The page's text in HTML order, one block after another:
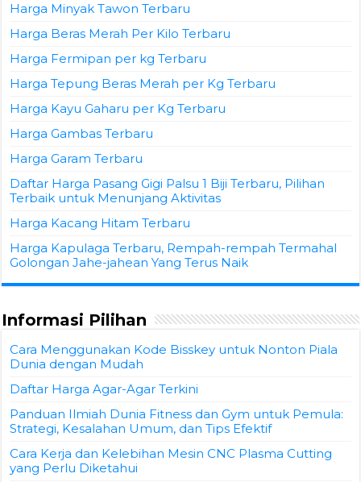
Harga Minyak Tawon Terbaru
Harga Beras Merah Per Kilo Terbaru
Harga Fermipan per kg Terbaru
Harga Tepung Beras Merah per Kg Terbaru
Harga Kayu Gaharu per Kg Terbaru
Harga Gambas Terbaru
Harga Garam Terbaru
Daftar Harga Pasang Gigi Palsu 1 Biji Terbaru, Pilihan
Terbaik untuk Menunjang Aktivitas
Harga Kacang Hitam Terbaru
Harga Kapulaga Terbaru, Rempah-rempah Termahal
Golongan Jahe-jahean Yang Terus Naik
Informasi Pilihan
Cara Menggunakan Kode Bisskey untuk Nonton Piala
Dunia dengan Mudah
Daftar Harga Agar-Agar Terkini
Panduan Ilmiah Dunia Fitness dan Gym untuk Pemula:
Strategi, Kesalahan Umum, dan Tips Efektif
Cara Kerja dan Kelebihan Mesin CNC Plasma Cutting
yang Perlu Diketahui